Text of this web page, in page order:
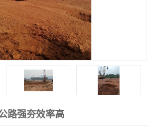
路强夯效率高